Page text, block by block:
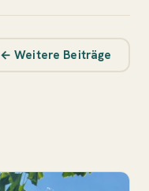
← Weitere Beiträge